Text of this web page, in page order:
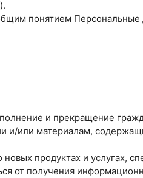
понятием Персональные
и прекращение
и/или материалам,
продуктах и услугах,
от получения